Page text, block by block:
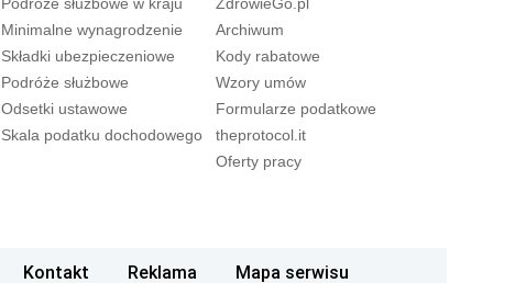
Minimalne wynagrodzenie
Składki ubezpieczeniowe
Podróże służbowe
Odsetki ustawowe
Skala podatku dochodowego
Archiwum
Kody rabatowe
Wzory umów
Formularze podatkowe
theprotocol.it
Oferty pracy
Kontakt Reklama Mapa serwisu